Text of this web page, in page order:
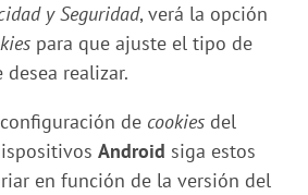
y Seguridad, verá la opción
para que ajuste el tipo de
realizar.
de cookies del
Android siga estos
en función de la versión del